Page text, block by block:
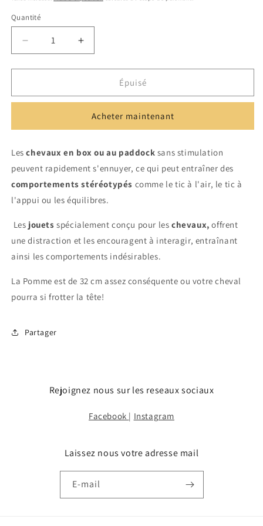
Quantité
Réduire
la
quantité
JOUET
CHEVAUX
CANTER
Augmenter
la
quantité
JOUET
POUR
CHEVAUX
CANTER
Épuisé
Acheter maintenant
Leschevaux en box ou au paddock sans stimulation
peuvent rapidement s'ennuyer, ce qui peut entraîner des
comportements stéréotypés comme le tic à l'air, le tic à
l'appui ou les équilibres.
Les jouets spécialement conçu pour les chevaux, offrent
une distraction et les encouragent à interagir, entraînant
ainsi les comportements indésirables.
La Pomme est de 32 cm assez conséquente ou votre cheval
pourra si frotter la tête!
Partager
Rejoignez nous sur les reseaux sociaux
Facebook | Instagram
Laissez nous votre adresse mail
E-mail